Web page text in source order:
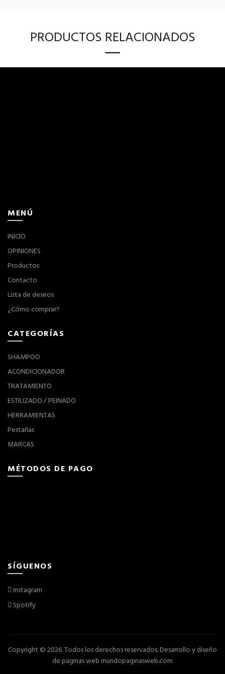
PRODUCTOS RELACIONADOS
MENÚ
INICIO
OPINIONES
Productos
Contacto
Lista de deseos
¿Cómo comprar?
CATEGORÍAS
SHAMPOO
ACONDICIONADOR
TRATAMIENTO
ESTILIZADO / PEINADO
HERRAMIENTAS
Pestañas
MARCAS
MÉTODOS DE PAGO
SÍGUENOS
Instagram
Spotify
Copyright © 2026. Todos los derechos reservados.Desarrollo y diseño
de paginas webmundopaginasweb.com